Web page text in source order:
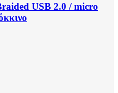
USB 2.0 / micro